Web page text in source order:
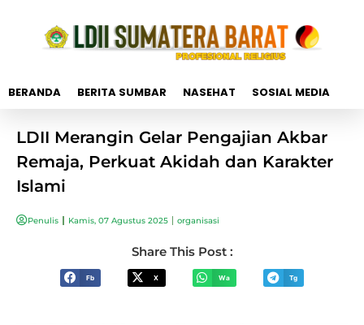
BERANDA BERITA SUMBAR NASEHAT SOSIAL MEDIA
LDII Merangin Gelar Pengajian Akbar
Remaja, Perkuat Akidah dan Karakter
Islami
Penulis Kamis, 07 Agustus 2025 organisasi
Share This Post :
Fb X Wa Tg